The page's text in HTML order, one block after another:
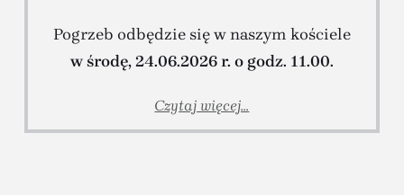
Pogrzeb odbędzie się w naszym kościele
w środę, 24.06.2026 r. o godz. 11.00.
Czytaj więcej...